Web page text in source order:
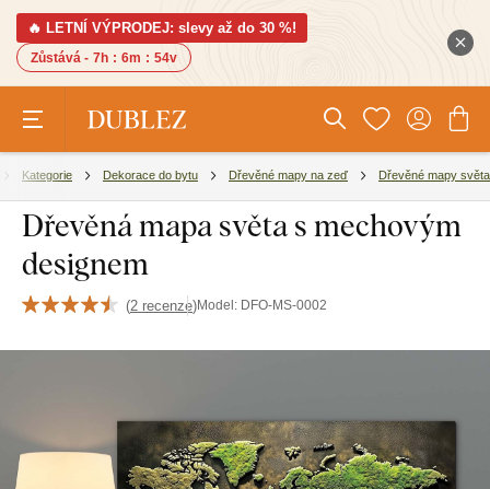
🔥 LETNÍ VÝPRODEJ: slevy až do 30 %!
Zůstává - 7h : 6m : 53v
Kategorie Dekorace do bytu Dřevěné mapy na zeď Dřevěné mapy světa
Dřevěná mapa světa s mechovým
designem
(2 recenze)Model: DFO-MS-0002